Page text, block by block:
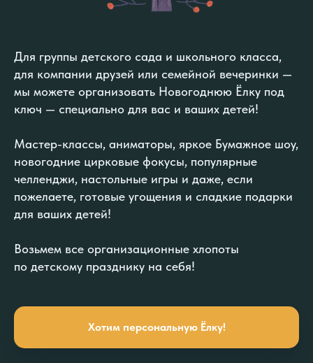
Для группы детского сада и школьного класса,
для компании друзей или семейной вечеринки —
мы можете организовать Новогоднюю Ёлку под
ключ — специально для вас и ваших детей!
Мастер-классы, аниматоры, яркое Бумажное шоу,
новогодние цирковые фокусы, популярные
челленджи, настольные игры и даже, если
пожелаете, готовые угощения и сладкие подарки
для ваших детей!
Возьмем все организационные хлопоты
по детскому празднику на себя!
Хотим персональную Ёлку!